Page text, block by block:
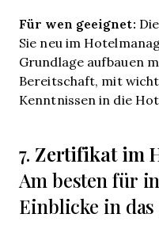
Für wen geeignet:
Sie neu im
Grundlage aufbauen
Bereitschaft, mit
Kenntnissen in die
7. Zertifikat im
Am besten für
Einblicke in